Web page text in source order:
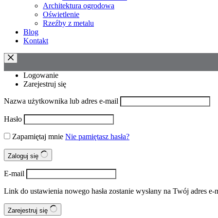
Architektura ogrodowa
Oświetlenie
Rzeźby z metalu
Blog
Kontakt
Logowanie
Zarejestruj się
Nazwa użytkownika lub adres e-mail
Hasło
Zapamiętaj mnie Nie pamiętasz hasła?
Zaloguj się
E-mail
Link do ustawienia nowego hasła zostanie wysłany na Twój adres e-
Zarejestruj się